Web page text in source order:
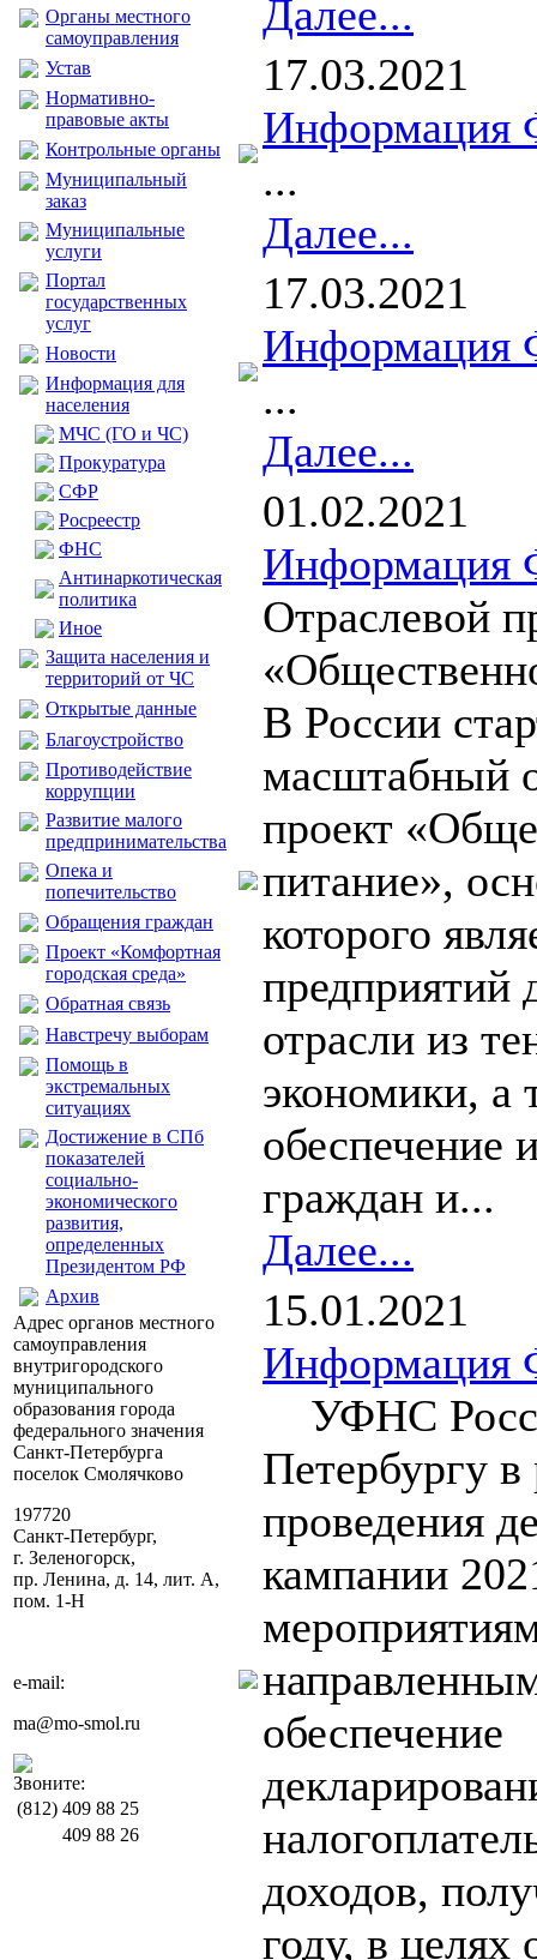
Органы местного
самоуправления
Устав
Нормативно-
правовые акты
Контрольные органы
Муниципальный
заказ
Муниципальные
услуги
Портал
государственных
услуг
Новости
Информация для
населения
МЧС (ГО и ЧС)
Прокуратура
CФР
Росреестр
ФНС
Антинаркотическая
политика
Иное
Защита населения и
территорий от ЧС
Открытые данные
Благоустройство
Противодействие
коррупции
Развитие малого
предпринимательства
Опека и
попечительство
Обращения граждан
Проект «Комфортная
городская среда»
Обратная связь
Навстречу выборам
Помощь в
экстремальных
ситуациях
Достижение в СПб
показателей
социально-
экономического
развития,
определенных
Президентом РФ
Архив
Адрес органов местного
самоуправления
внутригородского
муниципального
образования города
федерального значения
Санкт-Петербурга
поселок Смолячково
197720
Санкт-Петербург,
г. Зеленогорск,
пр. Ленина, д. 14, лит. А,
пом. 1-Н
e-mail:
ma@mo-smol.ru
Звоните:
(812) 409 88 25
409 88 26
Далее...
17.03.2021
Информация
...
Далее...
17.03.2021
Информация
...
Далее...
01.02.2021
Информация
Отраслевой
В России
масштабный
проект
питание»,
которого
предприятий
отрасли из
экономики, а
обеспечение
граждан и...
Далее...
15.01.2021
Информация
УФНС
Петербургу в
проведения
кампании
обеспечение
доходов,
году, в целях